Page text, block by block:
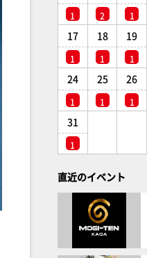
1 2 1
17
1
18
1
19
1
24
1
25
1
26
1
31
1
直近のイベント